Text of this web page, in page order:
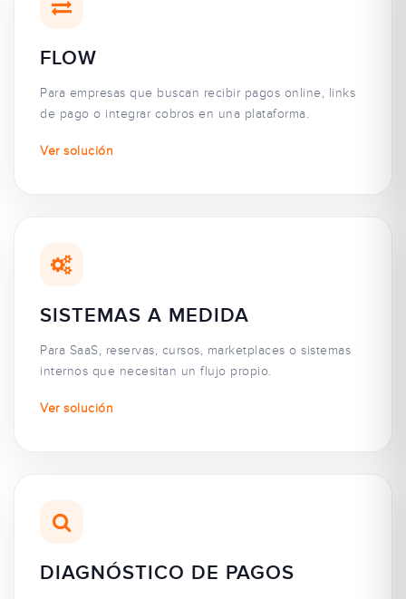
FLOW
Para empresas que buscan recibir pagos online, links
de pago o integrar cobros en una plataforma.
Ver solución
SISTEMAS A MEDIDA
Para SaaS, reservas, cursos, marketplaces o sistemas
internos que necesitan un flujo propio.
Ver solución
DIAGNÓSTICO DE PAGOS